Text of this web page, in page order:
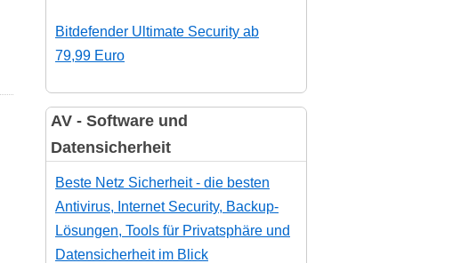
Bitdefender Ultimate Security ab
79,99 Euro
AV - Software und
Datensicherheit
Beste Netz Sicherheit - die besten
Antivirus, Internet Security, Backup-
Lösungen, Tools für Privatsphäre und
Datensicherheit im Blick